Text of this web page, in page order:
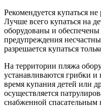
Рекомендуется купаться
Лучше всего купаться на
оборудованы и
предупреждения
разрешается купаться
На территории пляжа
устанавливаются грибки
время купания детей или
осуществляется
снабженной спасательным